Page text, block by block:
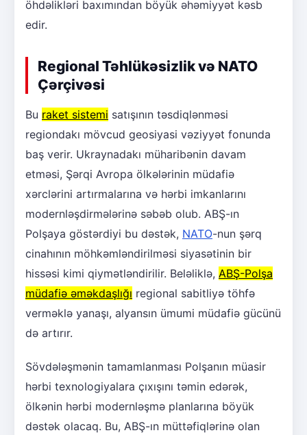
öhdəlikləri baxımından böyük əhəmiyyət kəsb
edir.
Regional Təhlükəsizlik və NATO
Çərçivəsi
Bu raket sistemi satışının təsdiqlənməsi
regiondakı mövcud geosiyasi vəziyyət fonunda
baş verir. Ukraynadakı müharibənin davam
etməsi, Şərqi Avropa ölkələrinin müdafiə
xərclərini artırmalarına və hərbi imkanlarını
modernləşdirmələrinə səbəb olub. ABŞ-ın
Polşaya göstərdiyi bu dəstək, NATO-nun şərq
cinahının möhkəmləndirilməsi siyasətinin bir
hissəsi kimi qiymətləndirilir. Beləliklə, ABŞ-Polşa
müdafiə əməkdaşlığı regional sabitliyə töhfə
verməklə yanaşı, alyansın ümumi müdafiə gücünü
də artırır.
Sövdələşmənin tamamlanması Polşanın müasir
hərbi texnologiyalara çıxışını təmin edərək,
ölkənin hərbi modernləşmə planlarına böyük
dəstək olacaq. Bu, ABŞ-ın müttəfiqlərinə olan